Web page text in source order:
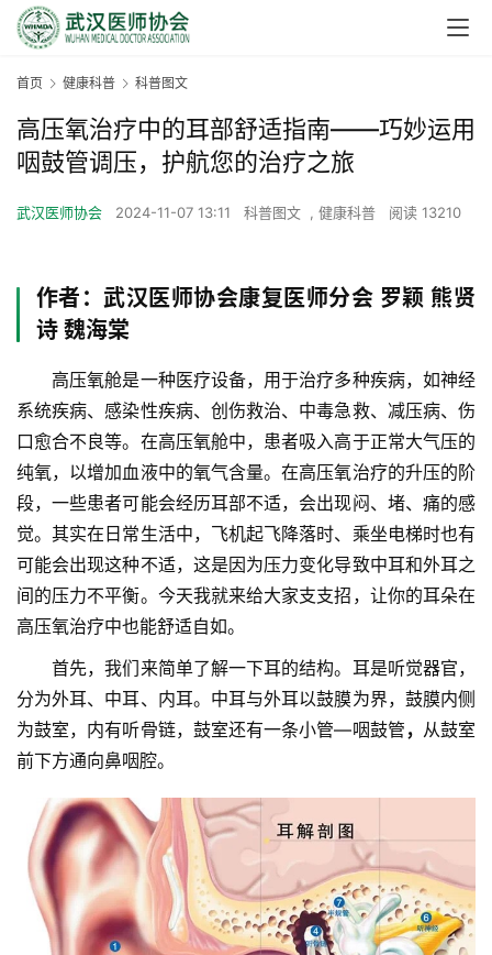
首页 健康科普 科普图文
高压氧治疗中的耳部舒适指南——巧妙运用
咽鼓管调压，护航您的治疗之旅
武汉医师协会 2024-11-07 13:11 科普图文 , 健康科普 阅读 13210
作者：武汉医师协会康复医师分会 罗颖 熊贤
诗 魏海棠
高压氧舱是一种医疗设备，用于治疗多种疾病，如神经
系统疾病、感染性疾病、创伤救治、中毒急救、减压病、伤
口愈合不良等。在高压氧舱中，患者吸入高于正常大气压的
纯氧，以增加血液中的氧气含量。在高压氧治疗的升压的阶
段，一些患者可能会经历耳部不适，会出现闷、堵、痛的感
觉。其实在日常生活中，飞机起飞降落时、乘坐电梯时也有
可能会出现这种不适，这是因为压力变化导致中耳和外耳之
间的压力不平衡。今天我就来给大家支支招，让你的耳朵在
高压氧治疗中也能舒适自如。
首先，我们来简单了解一下耳的结构。耳是听觉器官，
分为外耳、中耳、内耳。中耳与外耳以鼓膜为界，鼓膜内侧
为鼓室，内有听骨链，鼓室还有一条小管—咽鼓管 ， 从鼓室
前下方通向鼻咽腔。